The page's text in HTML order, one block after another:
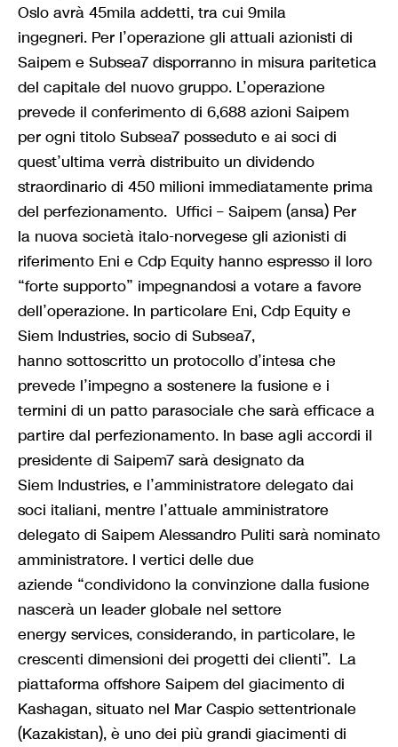
Oslo avrà 45mila addetti, tra cui 9mila
ingegneri. Per l’operazione gli attuali azionisti di
Saipem e Subsea7 disporranno in misura paritetica
del capitale del nuovo gruppo. L’operazione
prevede il conferimento di 6,688 azioni Saipem
per ogni titolo Subsea7 posseduto e ai soci di
quest’ultima verrà distribuito un dividendo
straordinario di 450 milioni immediatamente prima
del perfezionamento. Uffici – Saipem (ansa) Per
la nuova società italo-norvegese gli azionisti di
riferimento Eni e Cdp Equity hanno espresso il loro
“forte supporto” impegnandosi a votare a favore
dell’operazione. In particolare Eni, Cdp Equity e
Siem Industries, socio di Subsea7,
hanno sottoscritto un protocollo d’intesa che
prevede l’impegno a sostenere la fusione e i
termini di un patto parasociale che sarà efficace a
partire dal perfezionamento. In base agli accordi il
presidente di Saipem7 sarà designato da
Siem Industries, e l’amministratore delegato dai
soci italiani, mentre l’attuale amministratore
delegato di Saipem Alessandro Puliti sarà nominato
amministratore. I vertici delle due
aziende “condividono la convinzione dalla fusione
nascerà un leader globale nel settore
energy services, considerando, in particolare, le
crescenti dimensioni dei progetti dei clienti”. La
piattaforma offshore Saipem del giacimento di
Kashagan, situato nel Mar Caspio settentrionale
(Kazakistan), è uno dei più grandi giacimenti di